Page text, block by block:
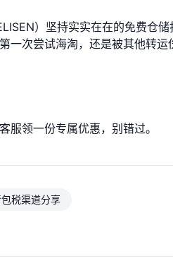
）坚持实实在在的免费仓储
一次尝试海淘，还是被其他转运
领一份专属优惠，别错过。
税渠道分享